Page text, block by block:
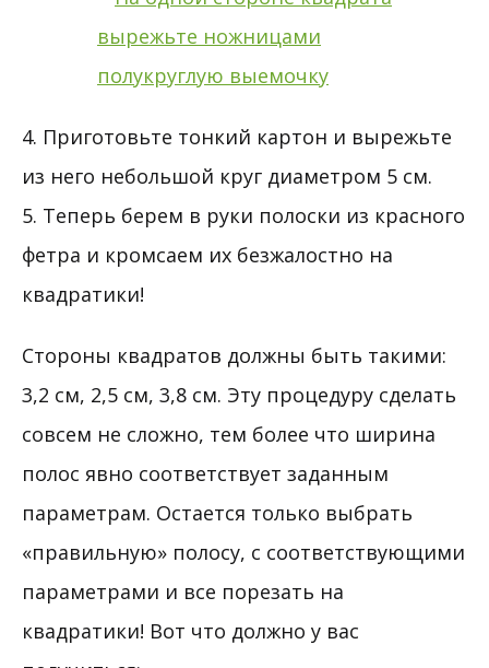
4. Приготовьте тонкий картон и вырежьте
из него небольшой круг диаметром 5 см.
5. Теперь берем в руки полоски из красного
фетра и кромсаем их безжалостно на
квадратики!
Стороны квадратов должны быть такими:
3,2 см, 2,5 см, 3,8 см. Эту процедуру сделать
совсем не сложно, тем более что ширина
полос явно соответствует заданным
параметрам. Остается только выбрать
«правильную» полосу, с соответствующими
параметрами и все порезать на
квадратики! Вот что должно у вас